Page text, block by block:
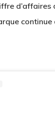
d’affaires